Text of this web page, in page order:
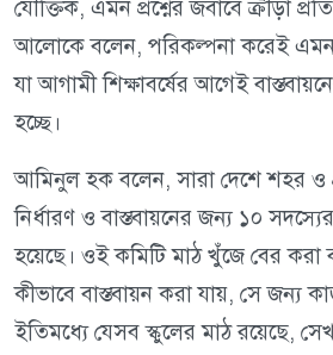
যৌক্তিক, এমন প্রশ্নের জবাবে ক্রীড়া
আলোকে বলেন, পরিকল্পনা করেই এমন
যা আগামী শিক্ষাবর্ষের আগেই
হচ্ছে।
আমিনুল হক বলেন, সারা দেশে শহর ও
নির্ধারণ ও বাস্তবায়নের জন্য ১০
হয়েছে। ওই কমিটি মাঠ খুঁজে বের করা
কীভাবে বাস্তবায়ন করা যায়, সে জন্য
ইতিমধ্যে যেসব স্কুলের মাঠ রয়েছে,